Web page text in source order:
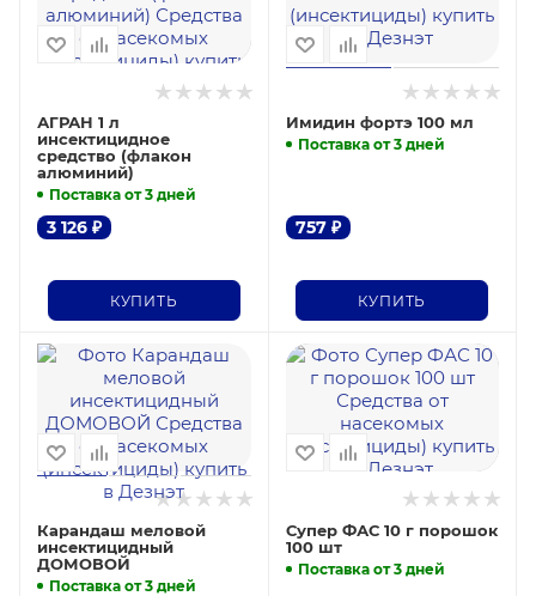
АГРАН 1 л
инсектицидное
средство (флакон
алюминий)
Поставка от 3 дней
3 126 ₽
КУПИТЬ
Имидин фортэ 100 мл
Поставка от 3 дней
757₽
КУПИТЬ
Карандаш меловой
инсектицидный
ДОМОВОЙ
Поставка от 3 дней
Супер ФАС 10 г порошок
100 шт
Поставка от 3 дней